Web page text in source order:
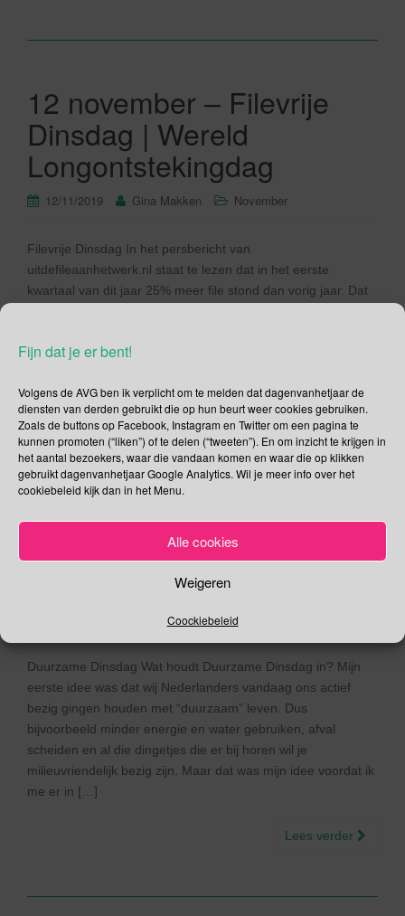
Fijn dat je er bent!
Volgens de AVG ben ik verplicht om te melden dat dagenvanhetjaar de
diensten van derden gebruikt die op hun beurt weer cookies gebruiken.
Zoals de buttons op Facebook, Instagram en Twitter om een pagina te
kunnen promoten (“liken”) of te delen (“tweeten”). En om inzicht te krijgen in
het aantal bezoekers, waar die vandaan komen en waar die op klikken
gebruikt dagenvanhetjaar Google Analytics. Wil je meer info over het
cookiebeleid kijk dan in het Menu.
Alle cookies
Weigeren
Coockiebeleid
12 november – Filevrije
Dinsdag | Wereld
Longontstekingdag
12/11/2019 Gina Makken November
Filevrije Dinsdag In het persbericht van
uitdefileaanhetwerk.nl staat te lezen dat in het eerste
kwartaal van dit jaar 25% meer file stond dan vorig jaar. Dat
opgaat, het is altijd druk. Volgens de […]
Lees verder
3 september – Duurzame
Dinsdag | Nationale
Begroetingsdag
Gina Makken September
Duurzame Dinsdag Wat houdt Duurzame Dinsdag in? Mijn
eerste idee was dat wij Nederlanders vandaag ons actief
bezig gingen houden met “duurzaam” leven. Dus
bijvoorbeeld minder energie en water gebruiken, afval
scheiden en al die dingetjes die er bij horen wil je
milieuvriendelijk bezig zijn. Maar dat was mijn idee voordat ik
me er in […]
Lees verder